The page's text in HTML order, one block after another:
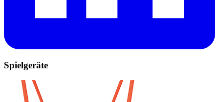
Spielgeräte